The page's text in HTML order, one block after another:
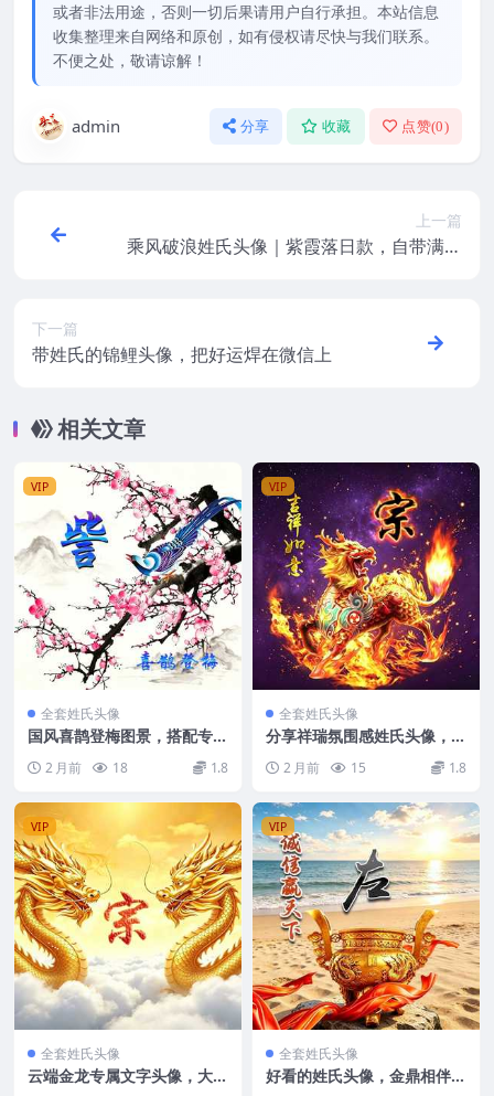
或者非法用途，否则一切后果请用户自行承担。本站信息
收集整理来自网络和原创，如有侵权请尽快与我们联系。
不便之处，敬请谅解！
admin 分享 收藏 点赞(0)
上一篇
乘风破浪姓氏头像｜紫霞落日款，自带满满
下一篇
带姓氏的锦鲤头像，把好运焊在微信上
相关文章
VIP
全套姓氏头像
国风喜鹊登梅图景，搭配专属
2 月前 18 1.8
VIP
全套姓氏头像
分享祥瑞氛围感姓氏头像，每
2 月前 15 1.8
VIP
全套姓氏头像
云端金龙专属文字头像，大气
VIP
全套姓氏头像
好看的姓氏头像，金鼎相伴，